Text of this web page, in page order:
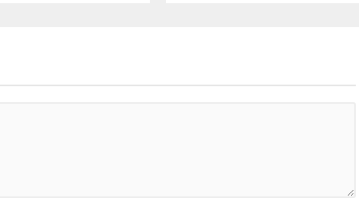
başvuran fakat
DİKKAT ETTİLER Tekirdağ Ulaşım ve